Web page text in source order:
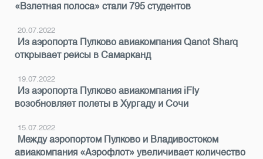
«Взлетная полоса» стали 795 студентов
20.07.2022
Из аэропорта Пулково авиакомпания Qanot Sharq
открывает рейсы в Самарканд
19.07.2022
Из аэропорта Пулково авиакомпания iFly
возобновляет полеты в Хургаду и Сочи
15.07.2022
Между аэропортом Пулково и Владивостоком
авиакомпания «Аэрофлот» увеличивает количество